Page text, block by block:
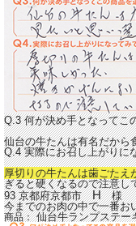
Q.3 何が決め手となってこ
仙台の牛たんは有名だから
Q.4 実際にお召し上がりに
厚切りの牛たんは歯ごたえ
ぎると硬くなるので注意し
93 京都府京都市H様
今までのお肉の中で一番お
商品：仙台牛ランプステー